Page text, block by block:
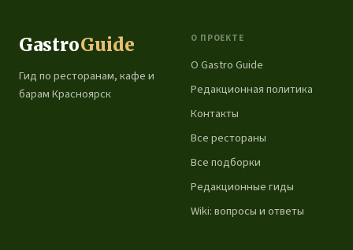
GastroGuide
Гид по ресторанам, кафе и
барам Красноярск
О ПРОЕКТЕ
О Gastro Guide
Редакционная политика
Контакты
Все рестораны
Все подборки
Редакционные гиды
Wiki: вопросы и ответы